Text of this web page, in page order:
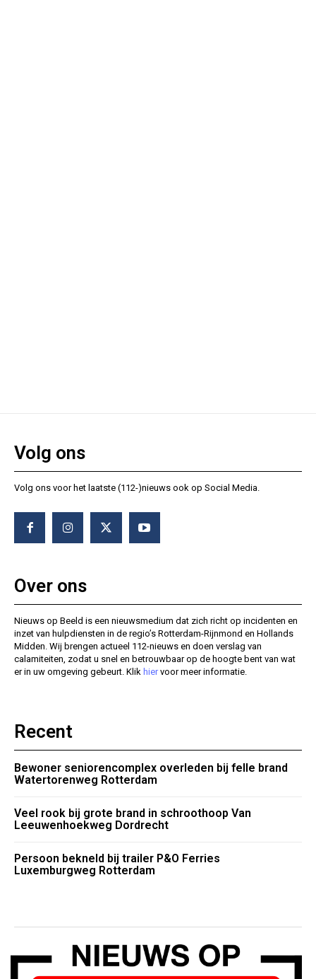
Volg ons
Volg ons voor het laatste (112-)nieuws ook op Social Media.
Over ons
Nieuws op Beeld is een nieuwsmedium dat zich richt op incidenten en
inzet van hulpdiensten in de regio’s Rotterdam-Rijnmond en Hollands
Midden. Wij brengen actueel 112-nieuws en doen verslag van
calamiteiten, zodat u snel en betrouwbaar op de hoogte bent van wat
er in uw omgeving gebeurt. Klik hiervoor meer informatie.
Recent
Bewoner seniorencomplex overleden bij felle brand
Watertorenweg Rotterdam
Veel rook bij grote brand in schroothoop Van
Leeuwenhoekweg Dordrecht
Persoon bekneld bij trailer P&O Ferries
Luxemburgweg Rotterdam